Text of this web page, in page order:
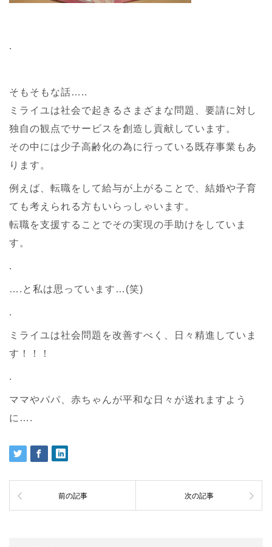
.
そもそもな話…..
ミライユは社会で起きるさまざまな問題、要請に対し
独自の観点でサービスを創造し貢献しています。
その中には少子高齢化の為に行っている既存事業もあ
ります。
例えば、転職をして給与が上がることで、結婚や子育
ても考えられる方もいらっしゃいます。
転職を支援することでその実現の手助けをしていま
す。
.
….と私は思っています…(笑)
.
ミライユは社会問題を改善すべく、日々精進していま
す！！！
.
ママやパパ、赤ちゃんが平和な日々が送れますよう
に….
前の記事 次の記事